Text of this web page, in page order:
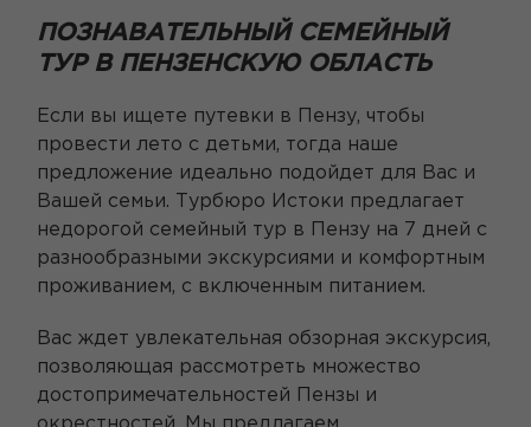
ПОЗНАВАТЕЛЬНЫЙ СЕМЕЙНЫЙ
ТУР В ПЕНЗЕНСКУЮ ОБЛАСТЬ
Если вы ищете путевки в Пензу, чтобы
провести лето с детьми, тогда наше
предложение идеально подойдет для Вас и
Вашей семьи. Турбюро Истоки предлагает
недорогой семейный тур в Пензу на 7 дней с
разнообразными экскурсиями и комфортным
проживанием, с включенным питанием.
Вас ждет увлекательная обзорная экскурсия,
позволяющая рассмотреть множество
достопримечательностей Пензы и